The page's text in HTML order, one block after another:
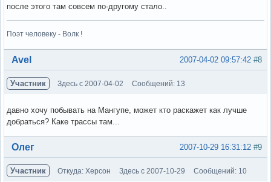
после этого там совсем по-другому стало..
Поэт человеку - Волк !
Вне форума #8
2007-04-02 09:57:42
Avel
Участник Здесь с 2007-04-02 Сообщений: 13
давно хочу побывать на Мангупе, может кто раскажет как лучше
добраться? Каке трассы там...
Вне форума #9
2007-10-29 16:31:12
Олег
Участник Откуда: Херсон Здесь с 2007-10-29 Сообщений: 10